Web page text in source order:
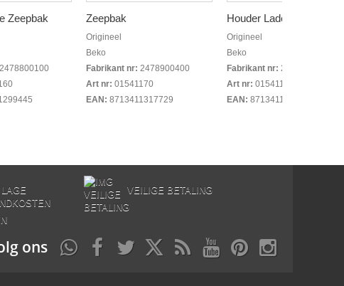
Zeepbak
2478800100
Zeepbak
Origineel
Beko
Fabrikant nr: 2478900400
Art nr: 01541170
EAN: 8713411317729
Houder Lade Zeepbak
Origineel
Beko
Fabrikant nr: 2493800200
Art nr: 01541180
EAN: 8713411317736
VEILIGE BETALING
ons